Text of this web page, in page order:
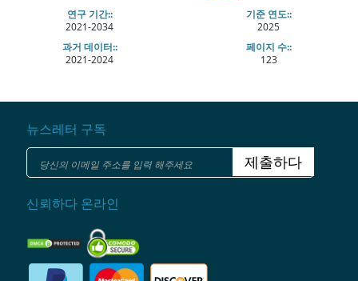
연구 기간::
2021-2034
기준 연도::
2025
과거 데이터::
2021-2024
페이지 수::
123
뉴스레터 구독
제출하다
신뢰하다 온라인